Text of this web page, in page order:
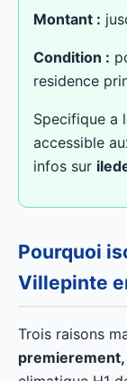
Montant :
Condition :
residence
Specifique a
accessible
infos sur
Pourquoi
Villepinte
Trois raisons